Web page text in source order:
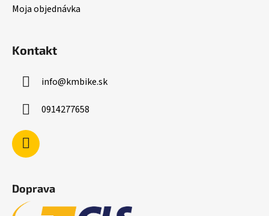
Moja objednávka
Kontakt
info@kmbike.sk
0914277658
Doprava